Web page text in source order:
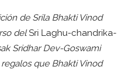
de Srila Bhakti Vinod
delSri Laghu-chandrika-
Sridhar Dev-Goswami
que Bhakti Vinod